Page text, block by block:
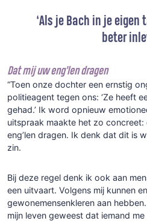
‘Als je Bach in je
beter
Dat mij uw eng’len dragen
“Toen onze dochter een ernstig
politieagent tegen ons: ‘Ze heeft
gehad.’ Ik word opnieuw
uitspraak maakte het zo
eng’len dragen. Ik denk dat dit is
zin.
Bij deze regel denk ik ook aan
een uitvaart. Volgens mij kunnen
gewonemensenkleren aan
mijn leven geweest dat iemand